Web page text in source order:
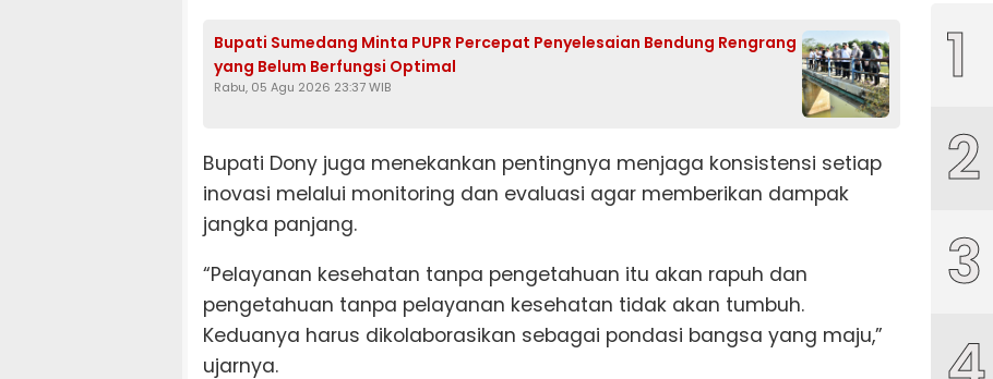
Bupati Sumedang Minta PUPR Percepat Penyelesaian Bendung Rengrang
yang Belum Berfungsi Optimal
Rabu, 05 Agu 2026 23:37 WIB
Bupati Dony juga menekankan pentingnya menjaga konsistensi setiap
inovasi melalui monitoring dan evaluasi agar memberikan dampak
jangka panjang.
“Pelayanan kesehatan tanpa pengetahuan itu akan rapuh dan
pengetahuan tanpa pelayanan kesehatan tidak akan tumbuh.
Keduanya harus dikolaborasikan sebagai pondasi bangsa yang maju,”
ujarnya.
1
2
3